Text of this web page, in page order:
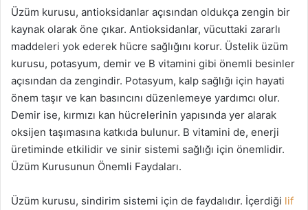
k
Üzüm kurusu, antioksidanlar açısından oldukça zengin bir
kaynak olarak öne çıkar. Antioksidanlar, vücuttaki zararlı
maddeleri yok ederek hücre sağlığını korur. Üstelik üzüm
kurusu, potasyum, demir ve B vitamini gibi önemli besinler
açısından da zengindir. Potasyum, kalp sağlığı için hayati
önem taşır ve kan basıncını düzenlemeye yardımcı olur.
Demir ise, kırmızı kan hücrelerinin yapısında yer alarak
oksijen taşımasına katkıda bulunur. B vitamini de, enerji
üretiminde etkilidir ve sinir sistemi sağlığı için önemlidir.
Üzüm Kurusunun Önemli Faydaları.
Üzüm kurusu, sindirim sistemi için de faydalıdır. İçerdiği lif